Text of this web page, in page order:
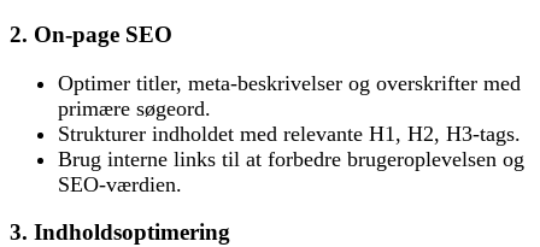
2. On-page SEO
Optimer titler, meta-beskrivelser og overskrifter med
primære søgeord.
Strukturer indholdet med relevante H1, H2, H3-tags.
Brug interne links til at forbedre brugeroplevelsen og
SEO-værdien.
3. Indholdsoptimering